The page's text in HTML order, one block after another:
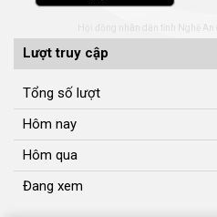
Hội đồng nhân dân tỉnh Nghệ
Lượt truy cập
Tổng số lượt
Hôm nay
Hôm qua
Đang xem